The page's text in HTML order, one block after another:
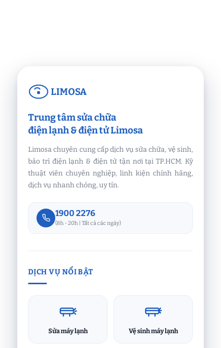
LIMOSA
Trung tâm sửa chữa
điện lạnh & điện tử Limosa
Limosa chuyên cung cấp dịch vụ sửa chữa, vệ sinh,
bảo trì điện lạnh & điện tử tận nơi tại TP.HCM. Kỹ
thuật viên chuyên nghiệp, linh kiện chính hãng,
dịch vụ nhanh chóng, uy tín.
1900 2276
(8h - 20h | Tất cả các ngày)
DỊCH VỤ NỔI BẬT
Sửa máy lạnh Vệ sinh máy lạnh